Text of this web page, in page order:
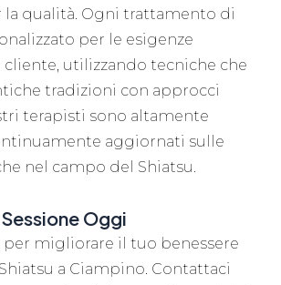
la qualità. Ogni trattamento di
per le esigenze
utilizzando tecniche che
tradizioni con approcci
terapisti sono altamente
aggiornati sulle
nel campo del Shiatsu.
Oggi
per migliorare il tuo benessere
a Ciampino. Contattaci